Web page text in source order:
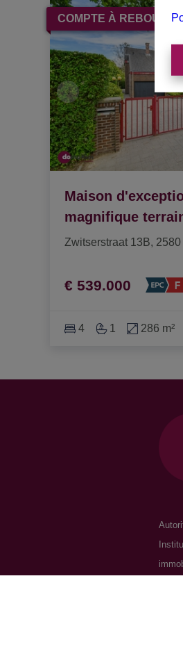
COMPTE À REBOURS
Maison
magnifique
Zwitserstraat 13B, 2580
€ 539.000
4 1 286 m²